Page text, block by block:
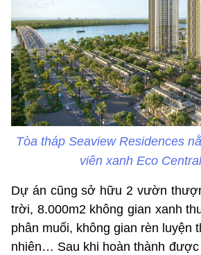
Tòa tháp Seaview Residences
viên xanh Eco
Dự án cũng sở hữu 2 vườn
trời, 8.000m2 không gian xanh
phân muối, không gian rèn luyện
nhiên… Sau khi hoàn thành